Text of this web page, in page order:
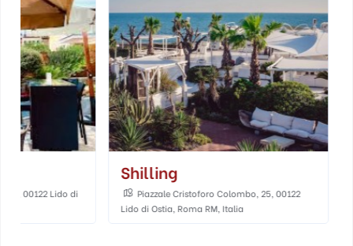
Piazzale Cristoforo Colombo, 25, 00122
Lido di Ostia, Roma RM, Italia
Il Sole di Ostia,